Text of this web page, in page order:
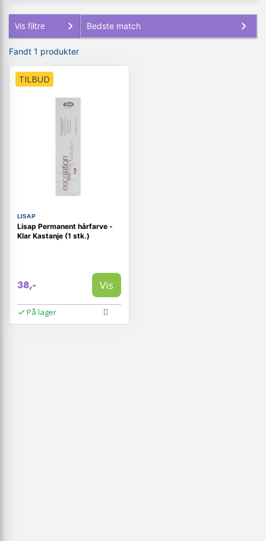
Vis filtre
Fandt 1 produkter
TILBUD
LISAP
Lisap Permanent hårfarve -
Klar Kastanje (1 stk.)
38,- Vis
På lager